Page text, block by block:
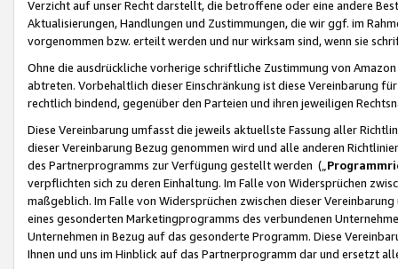
Verzicht auf unser Recht darstellt, die betroffene oder eine andere
Aktualisierungen, Handlungen und Zustimmungen, die wir ggf. im
vorgenommen bzw. erteilt werden und nur wirksam sind, wenn sie
Ohne die ausdrückliche vorherige schriftliche Zustimmung von
abtreten. Vorbehaltlich dieser Einschränkung ist diese Vereinbarung
rechtlich bindend, gegenüber den Parteien und ihren jeweiligen
Diese Vereinbarung umfasst die jeweils aktuellste Fassung aller
dieser Vereinbarung Bezug genommen wird und alle anderen
des Partnerprogramms zur Verfügung gestellt werden („
verpflichten sich zu deren Einhaltung. Im Falle von Widersprüchen
maßgeblich. Im Falle von Widersprüchen zwischen dieser
eines gesonderten Marketingprogramms des verbundenen
Unternehmen in Bezug auf das gesonderte Programm. Diese
Ihnen und uns im Hinblick auf das Partnerprogramm dar und ersetzt